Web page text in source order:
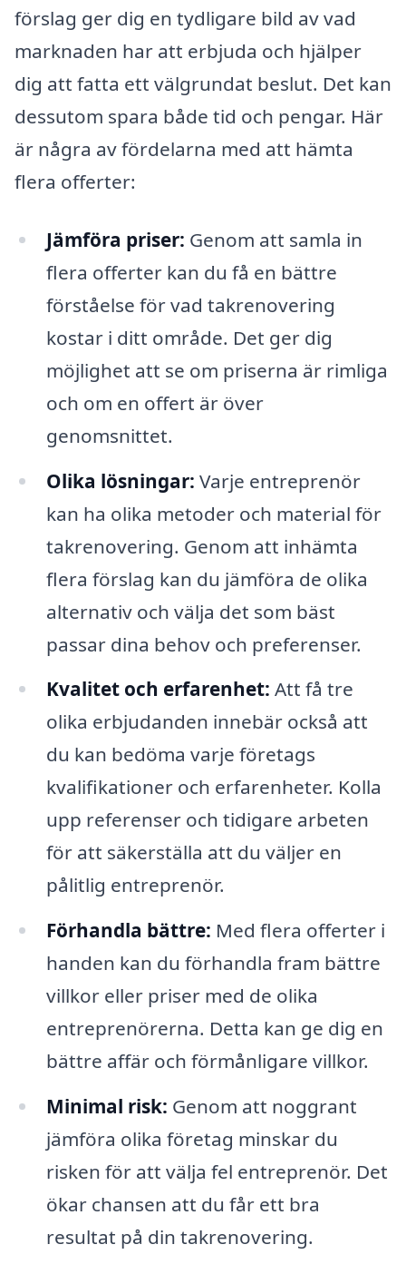
förslag ger dig en tydligare bild av vad
marknaden har att erbjuda och hjälper
dig att fatta ett välgrundat beslut. Det kan
dessutom spara både tid och pengar. Här
är några av fördelarna med att hämta
flera offerter:
Jämföra priser: Genom att samla in
flera offerter kan du få en bättre
förståelse för vad takrenovering
kostar i ditt område. Det ger dig
möjlighet att se om priserna är rimliga
och om en offert är över
genomsnittet.
Olika lösningar: Varje entreprenör
kan ha olika metoder och material för
takrenovering. Genom att inhämta
flera förslag kan du jämföra de olika
alternativ och välja det som bäst
passar dina behov och preferenser.
Kvalitet och erfarenhet: Att få tre
olika erbjudanden innebär också att
du kan bedöma varje företags
kvalifikationer och erfarenheter. Kolla
upp referenser och tidigare arbeten
för att säkerställa att du väljer en
pålitlig entreprenör.
Förhandla bättre: Med flera offerter i
handen kan du förhandla fram bättre
villkor eller priser med de olika
entreprenörerna. Detta kan ge dig en
bättre affär och förmånligare villkor.
Minimal risk: Genom att noggrant
jämföra olika företag minskar du
risken för att välja fel entreprenör. Det
ökar chansen att du får ett bra
resultat på din takrenovering.